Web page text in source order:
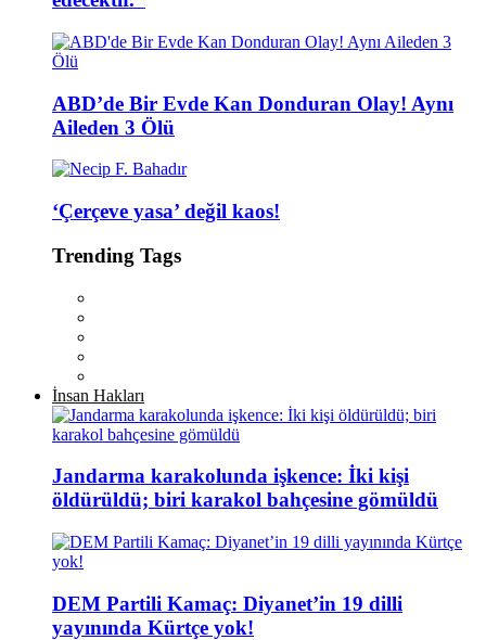
ABD’de Bir Evde Kan Donduran Olay! Aynı
Aileden 3 Ölü
‘Çerçeve yasa’ değil kaos!
Trending Tags
İnsan Hakları
Jandarma karakolunda işkence: İki kişi
öldürüldü; biri karakol bahçesine gömüldü
DEM Partili Kamaç: Diyanet’in 19 dilli
yayınında Kürtçe yok!